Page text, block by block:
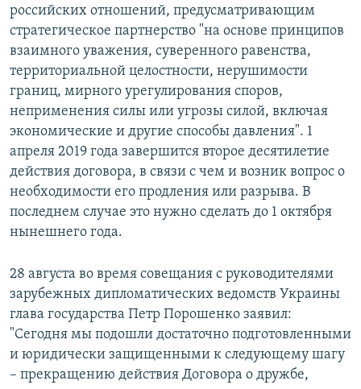
российских отношений, предусматривающим
стратегическое партнерство "на основе принципов
взаимного уважения, суверенного равенства,
территориальной целостности, нерушимости
границ, мирного урегулирования споров,
неприменения силы или угрозы силой, включая
экономические и другие способы давления". 1
апреля 2019 года завершится второе десятилетие
действия договора, в связи с чем и возник вопрос о
необходимости его продления или разрыва. В
последнем случае это нужно сделать до 1 октября
нынешнего года.
28 августа во время совещания с руководителями
зарубежных дипломатических ведомств Украины
глава государства Петр Порошенко заявил:
"Сегодня мы подошли достаточно подготовленными
и юридически защищенными к следующему шагу
– прекращению действия Договора о дружбе,